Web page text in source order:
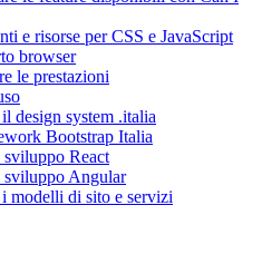
e risorse per CSS e JavaScript
browser
le prestazioni
design system .italia
Bootstrap Italia
React
Angular
modelli di sito e servizi